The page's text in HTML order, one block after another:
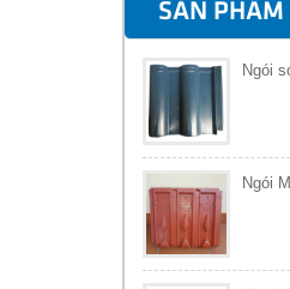
SẢN PHẨM
Ngói
Ngói